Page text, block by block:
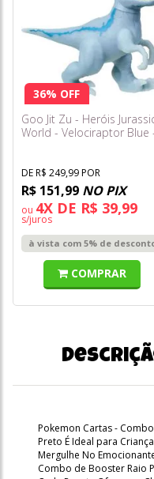
36% OFF
Goo Jit Zu - Heróis
World - Velociraptor Blue
DE R$ 249,99 POR
R$ 151,99 NO PIX
ou 4X DE R$ 39,99
s/juros
à vista com 5% de
COMPRAR
Pokemon Cartas -
Preto É Ideal para
Mergulhe No
Combo de Booster Raio